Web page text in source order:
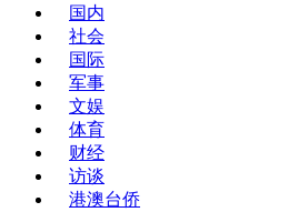
国内
社会
国际
军事
文娱
体育
财经
访谈
港澳台侨